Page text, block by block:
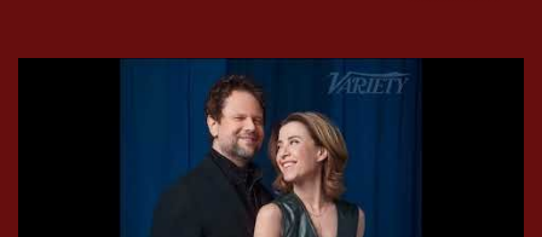
Paraná ampliou a vantagem aos 21 minutos. Éverton Garroni
desviou cruzamento de cabeça e, mesmo de costas, incidiu o canto
direito de Harlei. O goleiro esmeraldino se esticou e até tocou na
bola, mas não o suficiente para desviar sua trajetória. O ataque do
Goiás era nulo, tanto que o Paraná seguiu em cima. Aos 32
minutos, Jefferson cabeceou e Harlei fez grande defesa. Seis